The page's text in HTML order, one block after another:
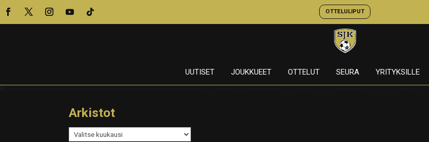
OTTELULIPUT
UUTISET JOUKKUEET OTTELUT SEURA YRITYKSILLE
Arkistot
Arkistot